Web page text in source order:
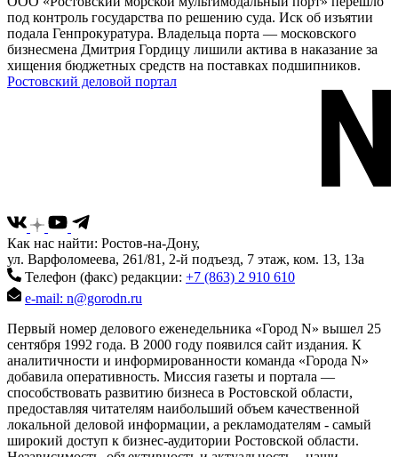
под контроль государства по решению суда. Иск об изъятии
подала Генпрокуратура. Владельца порта — московского
бизнесмена Дмитрия Гордицу лишили актива в наказание за
хищения бюджетных средств на поставках подшипников.
Ростовский деловой портал
Как нас найти: Ростов-на-Дону,
ул. Варфоломеева, 261/81, 2-й подъезд, 7 этаж, ком. 13, 13а
Телефон (факс) редакции: +7 (863) 2 910 610
e-mail: n@gorodn.ru
Первый номер делового еженедельника «Город N» вышел 25
сентября 1992 года. В 2000 году появился сайт издания. К
аналитичности и информированности команда «Города N»
добавила оперативность. Миссия газеты и портала —
способствовать развитию бизнеса в Ростовской области,
предоставляя читателям наибольший объем качественной
локальной деловой информации, а рекламодателям - самый
широкий доступ к бизнес-аудитории Ростовской области.